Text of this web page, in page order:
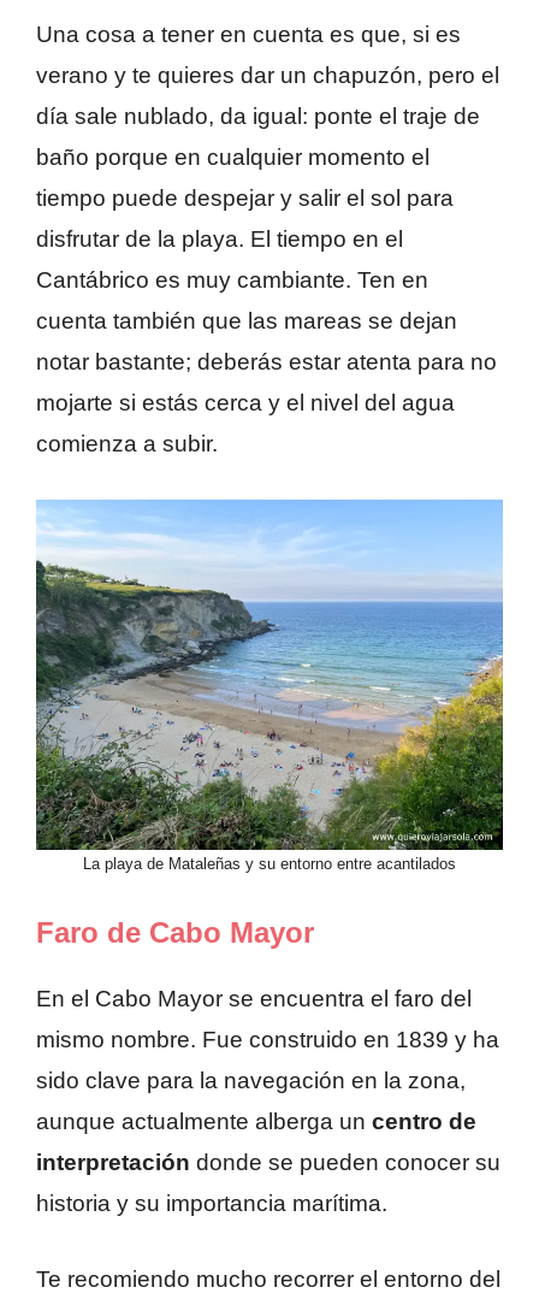
Una cosa a tener en cuenta es que, si es
verano y te quieres dar un chapuzón, pero el
día sale nublado, da igual: ponte el traje de
baño porque en cualquier momento el
tiempo puede despejar y salir el sol para
disfrutar de la playa. El tiempo en el
Cantábrico es muy cambiante. Ten en
cuenta también que las mareas se dejan
notar bastante; deberás estar atenta para no
mojarte si estás cerca y el nivel del agua
comienza a subir.
La playa de Mataleñas y su entorno entre acantilados
Faro de Cabo Mayor
En el Cabo Mayor se encuentra el faro del
mismo nombre. Fue construido en 1839 y ha
sido clave para la navegación en la zona,
aunque actualmente alberga un centro de
interpretación donde se pueden conocer su
historia y su importancia marítima.
Te recomiendo mucho recorrer el entorno del